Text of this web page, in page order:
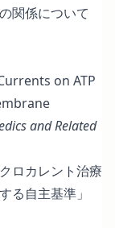
関係について
on ATP
and Related
ロカレント治療
る自主基準」